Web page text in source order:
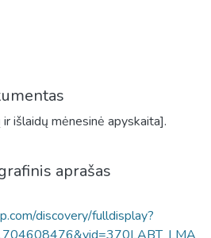
išlaidų mėnesinė apyskaita].
aprašas
discovery/fulldisplay?